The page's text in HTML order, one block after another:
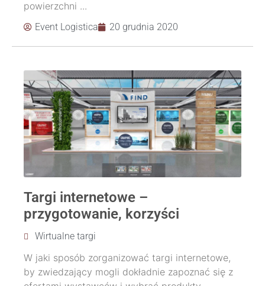
powierzchni ...
Event Logistica 20 grudnia 2020
Targi internetowe –
przygotowanie, korzyści
Wirtualne targi
W jaki sposób zorganizować targi internetowe,
by zwiedzający mogli dokładnie zapoznać się z